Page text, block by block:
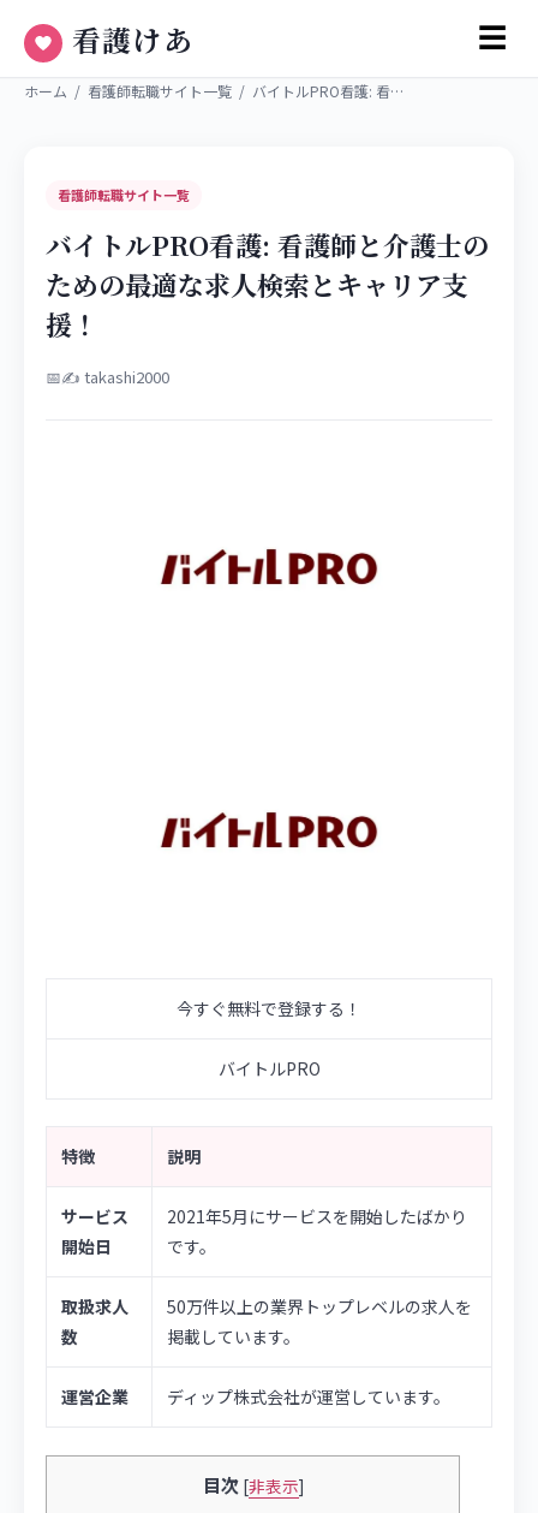
看護けあ ☰
ホーム / 看護師転職サイト一覧 / バイトルPRO看護: 看…
看護師転職サイト一覧
バイトルPRO看護: 看護師と介護士の
ための最適な求人検索とキャリア支
援！
📅✍ takashi2000
今すぐ無料で登録する！
バイトルPRO
特徴 説明
サービス
開始日
2021年5月にサービスを開始したばかり
です。
取扱求人
数
50万件以上の業界トップレベルの求人を
掲載しています。
運営企業 ディップ株式会社が運営しています。
目次 [非表示]